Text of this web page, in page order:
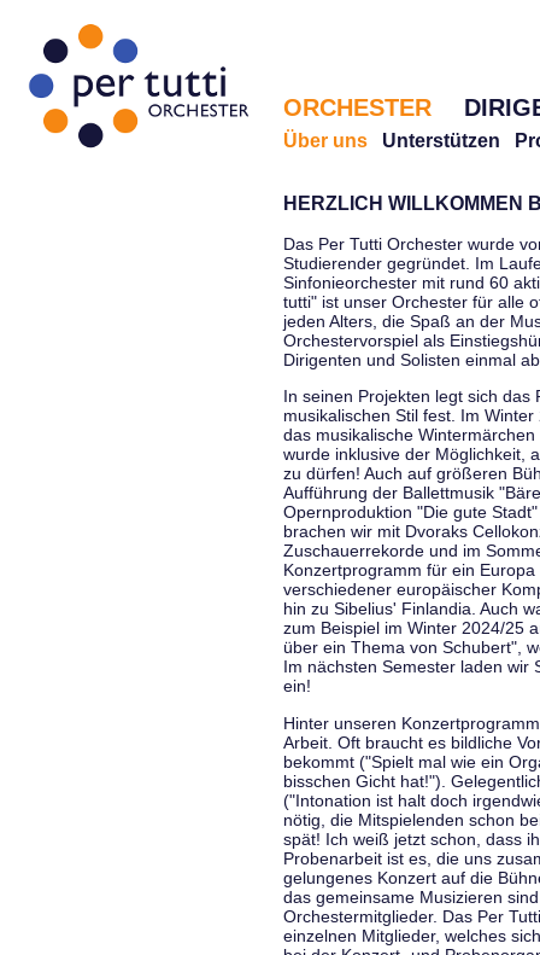
ORCHESTER
Über uns Unterstützen
HERZLICH WILLKOMMEN
Das Per Tutti Orchester wurde
Studierender gegründet. Im
Sinfonieorchester mit rund 60
tutti" ist unser Orchester für alle
jeden Alters, die Spaß an der
Orchestervorspiel als
Dirigenten und Solisten einmal
In seinen Projekten legt sich das
musikalischen Stil fest. Im
das musikalische
wurde inklusive der Möglichkeit,
zu dürfen! Auch auf größeren
Aufführung der Ballettmusik
Opernproduktion "Die gute
brachen wir mit Dvoraks
Zuschauerrekorde und im
Konzertprogramm für ein
verschiedener europäischer
hin zu Sibelius' Finlandia. Auch
zum Beispiel im Winter 2024/25
über ein Thema von Schubert",
Im nächsten Semester laden wir
ein!
Hinter unseren
Arbeit. Oft braucht es bildliche
bekommt ("Spielt mal wie ein
bisschen Gicht hat!").
("Intonation ist halt doch
nötig, die Mitspielenden schon
spät! Ich weiß jetzt schon, dass
Probenarbeit ist es, die uns
gelungenes Konzert auf die
das gemeinsame Musizieren
Orchestermitglieder. Das Per
einzelnen Mitglieder, welches